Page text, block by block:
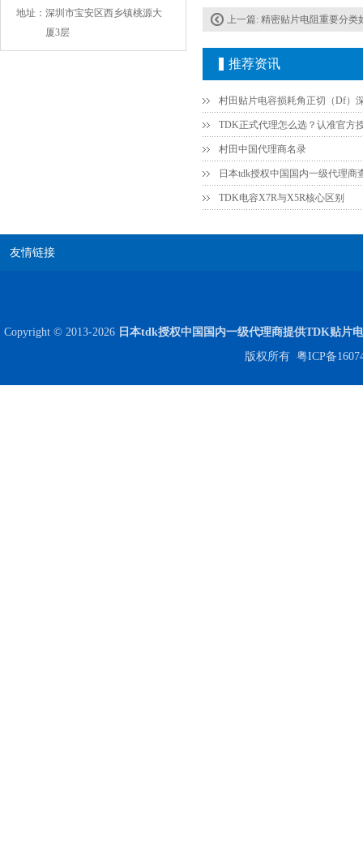
地址： 深圳市宝安区西乡镇桃源大
厦3层
上一篇: 精密贴片电阻重要分类
推荐资讯
村田中国代理商名录
日本tdk授权中国国内一级代理商
TDK电容X7R与X5R核心区别
友情链接
Copyright © 2013-2026 日本tdk授权中国国内一级代理商提供TDK贴片
版权所有 粤ICP备